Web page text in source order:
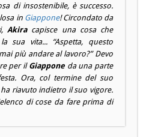
di insostenibile, è successo.
in Giappone! Circondato da
Akiracapisce una cosa che
sua vita... “Aspetta, questo
più andare al lavoro?” Devo
per il Giapponeda una parte
Ora, col termine del suo
riavuto indietro il suo vigore.
di cose da fare prima di